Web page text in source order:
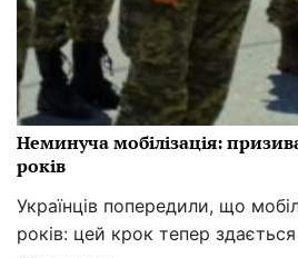
Неминуча мобілізація:
років
Українців попередили, що
років: цей крок тепер